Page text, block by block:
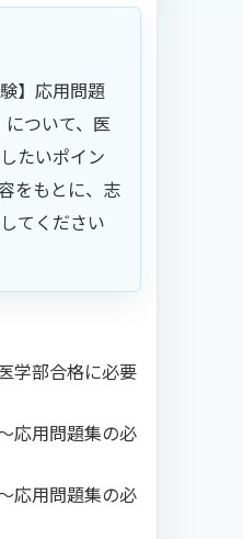
】応用問題
ついて、医
たいポイン
をもとに、志
てください
学部合格に必要
応用問題集の必
応用問題集の必